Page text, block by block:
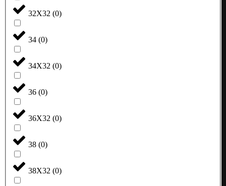
32X32 (0)
34 (0)
34X32 (0)
36 (0)
36X32 (0)
38 (0)
38X32 (0)